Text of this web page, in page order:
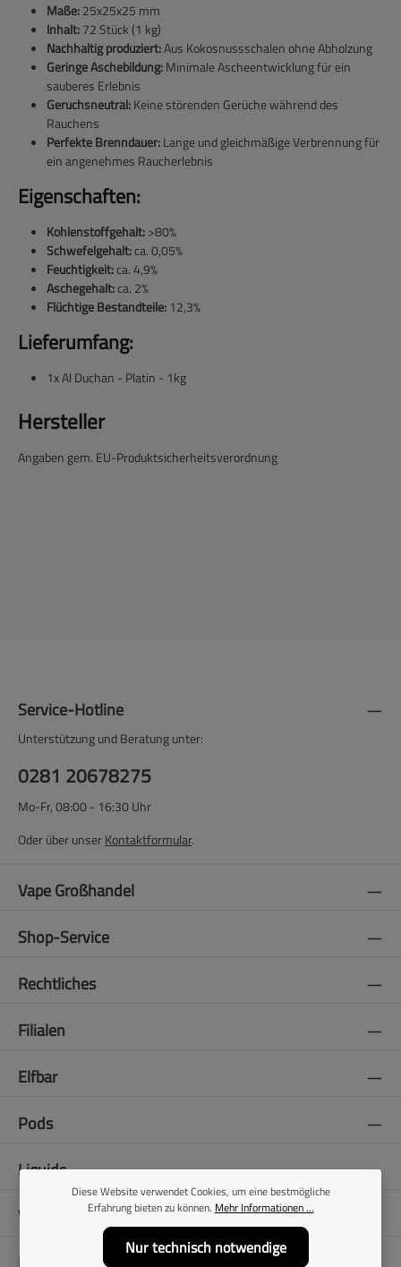
Maße:25x25x25 mm
Inhalt:72 Stück (1 kg)
Nachhaltig produziert:Aus Kokosnussschalen ohne Abholzung
Geringe Aschebildung:Minimale Ascheentwicklung für ein
sauberes Erlebnis
Geruchsneutral:Keine störenden Gerüche während des
Rauchens
Perfekte Brenndauer:Lange und gleichmäßige Verbrennung für
ein angenehmes Raucherlebnis
Eigenschaften:
Kohlenstoffgehalt:>80%
Schwefelgehalt:ca. 0,05%
Feuchtigkeit:ca. 4,9%
Aschegehalt:ca. 2%
Flüchtige Bestandteile: 12,3%
Lieferumfang:
1x Al Duchan - Platin - 1kg
Hersteller
Angaben gem. EU-Produktsicherheitsverordnung
Service-Hotline
Unterstützung und Beratung unter:
0281 20678275
Mo-Fr, 08:00 - 16:30 Uhr
Oder über unserKontaktformular.
Vape Großhandel
Shop-Service
Rechtliches
Filialen
Elfbar
Pods
Liquids
Vapes
Diese Website verwendet Cookies, um eine bestmögliche
Erfahrung bieten zu können. Mehr Informationen ...
Nur technisch notwendige